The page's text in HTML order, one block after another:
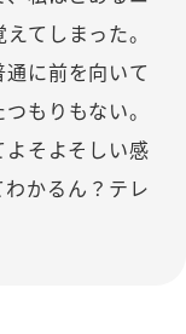
てしまった。
に前を向いて
もりもない。
そよそしい感
かるん？テレ